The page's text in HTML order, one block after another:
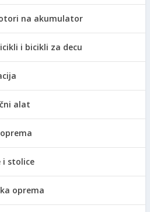
na akumulator
i bicikli za decu
alat
i stolice
oprema